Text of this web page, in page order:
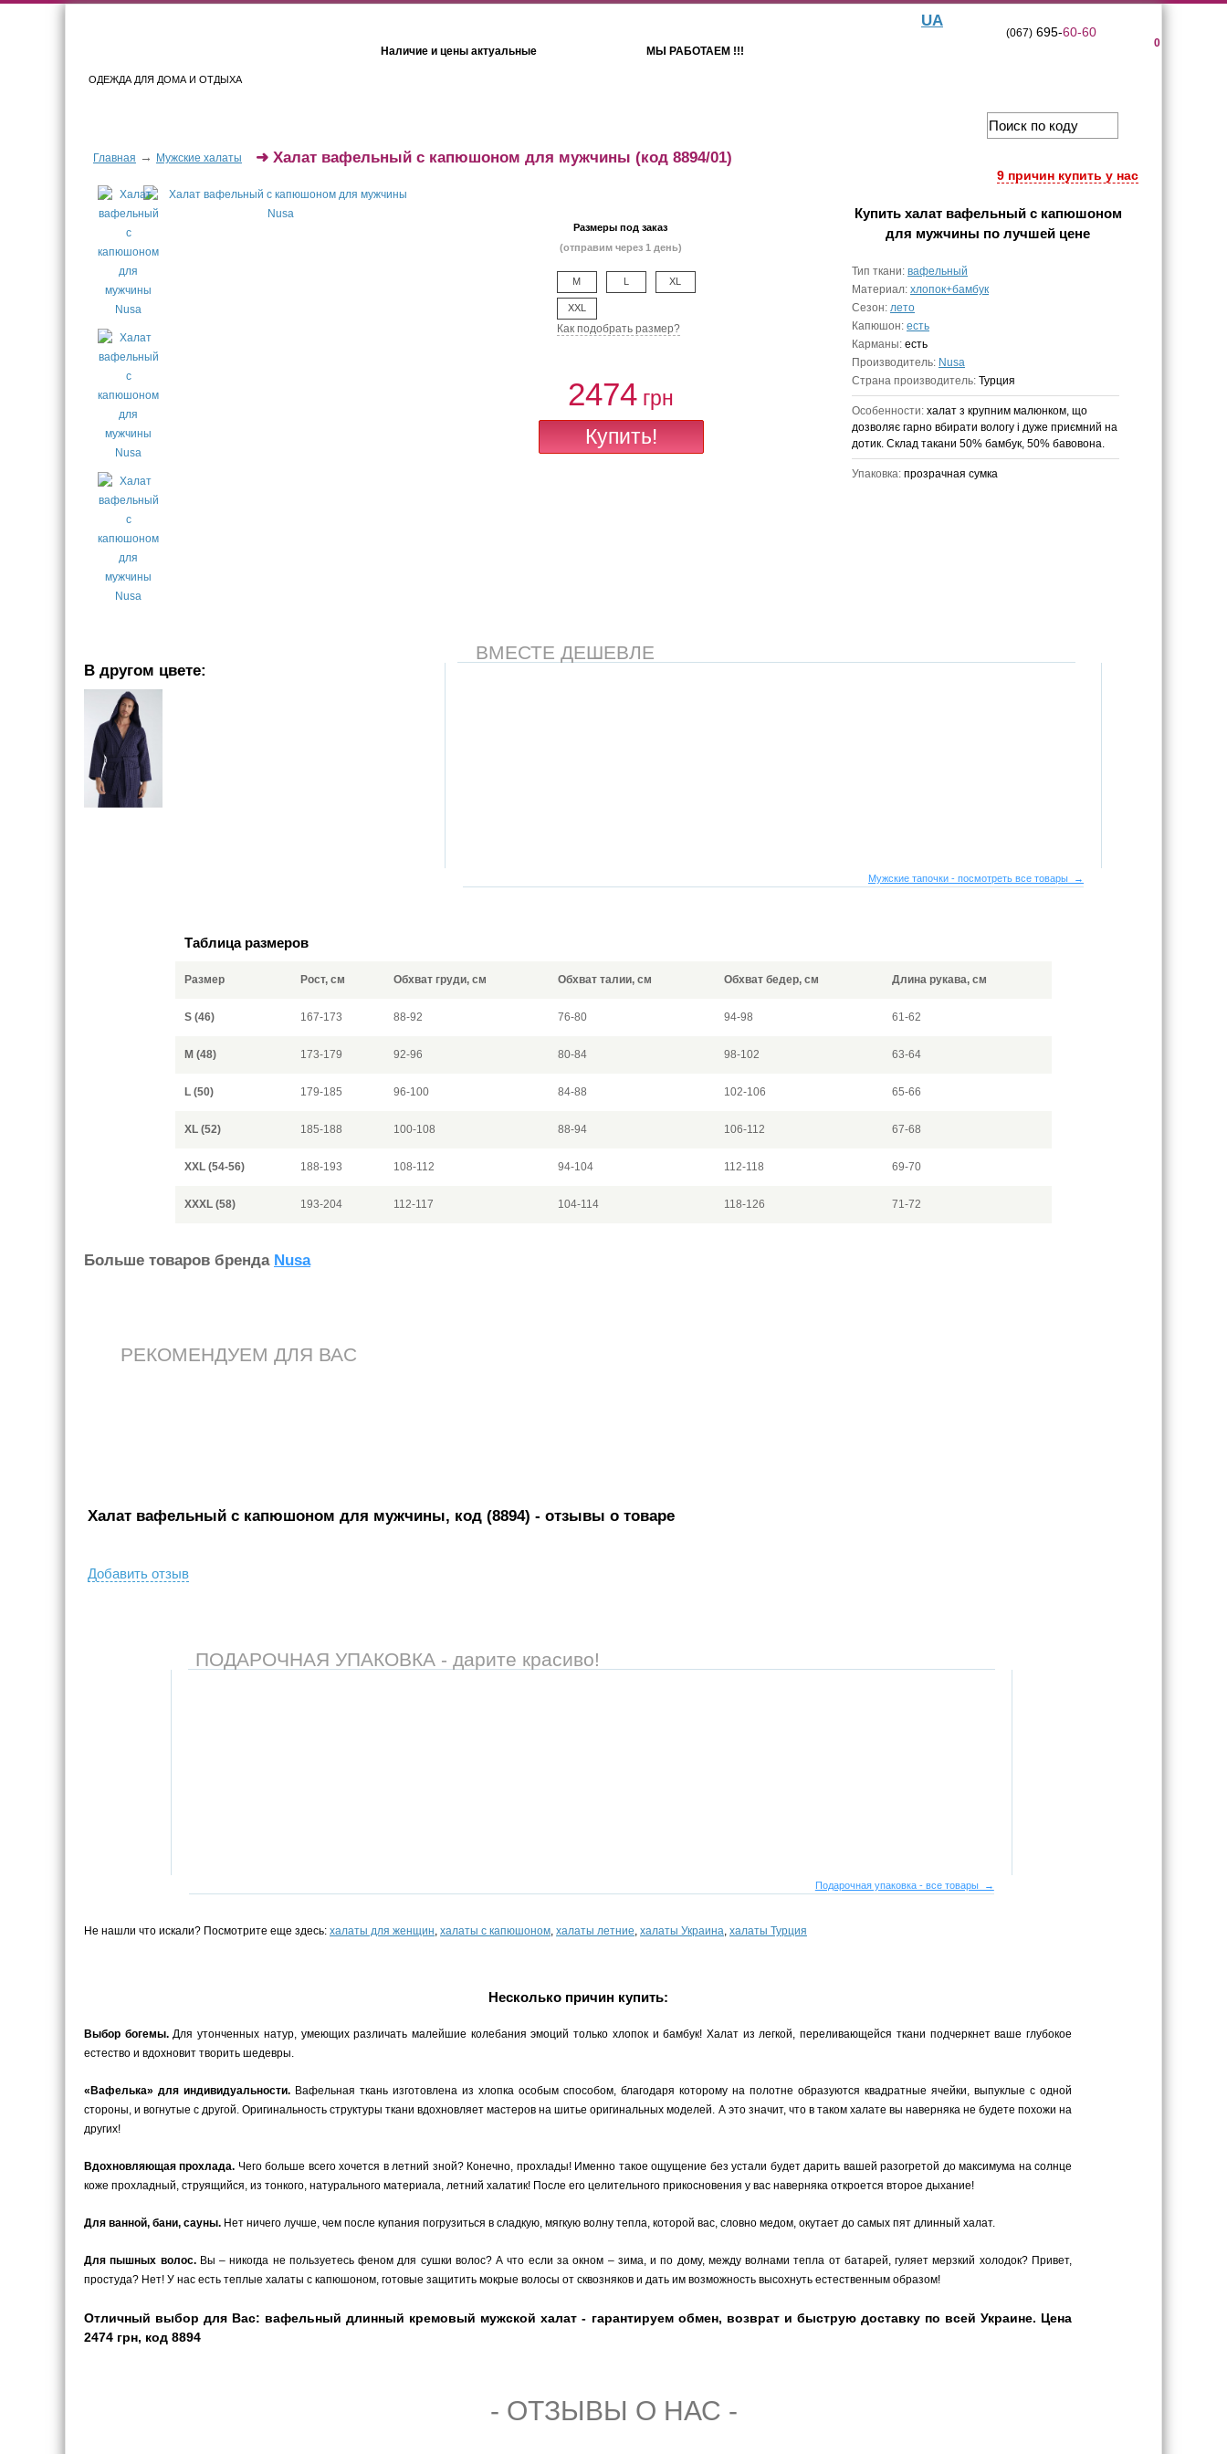
ОДЕЖДА ДЛЯ ДОМА И ОТДЫХА
Наличие и цены актуальные МЫ РАБОТАЕМ !!!
UA
0
(067)695-60-60
Главная → Мужские халаты
9 причин купить у нас
➜ Халат вафельный с капюшоном для мужчины (код 8894/01)
Размеры под заказ
(отправим через 1 день)
M L XL
XXL
Как подобрать размер?
2474 грн
Купить халат вафельный с капюшоном
для мужчины по лучшей цене
Тип ткани: вафельный
Материал: хлопок+бамбук
Сезон: лето
Капюшон: есть
Карманы: есть
Производитель: Nusa
Страна производитель: Турция
Особенности: халат з крупним малюнком, що
дозволяє гарно вбирати вологу і дуже приємний на
дотик. Склад такани 50% бамбук, 50% бавовона.
Упаковка: прозрачная сумка
В другом цвете:
ВМЕСТЕ ДЕШЕВЛЕ
Мужские тапочки - посмотреть все товары →
Таблица размеров
Размер Рост, см Обхват груди, см Обхват талии, см Обхват бедер, см Длина рукава, см
S (46) 167-173 88-92 76-80 94-98 61-62
M (48) 173-179 92-96 80-84 98-102 63-64
L (50) 179-185 96-100 84-88 102-106 65-66
XL (52) 185-188 100-108 88-94 106-112 67-68
XXL (54-56) 188-193 108-112 94-104 112-118 69-70
XXXL (58) 193-204 112-117 104-114 118-126 71-72
Больше товаров бренда Nusa
РЕКОМЕНДУЕМ ДЛЯ ВАС
Халат вафельный с капюшоном для мужчины, код (8894) - отзывы о товаре
Добавить отзыв
ПОДАРОЧНАЯ УПАКОВКА - дарите красиво!
Подарочная упаковка - все товары →
Не нашли что искали? Посмотрите еще здесь: халаты для женщин, халаты с капюшоном, халаты летние, халаты Украина, халаты Турция
Несколько причин купить:
Выбор богемы.Для утонченных натур, умеющих различать малейшие колебания эмоций только хлопок и бамбук! Халат из легкой, переливающейся ткани подчеркнет ваше глубокое
естество и вдохновит творить шедевры.
«Вафелька» для индивидуальности. Вафельная ткань изготовлена из хлопка особым способом, благодаря которому на полотне образуются квадратные ячейки, выпуклые с одной
стороны, и вогнутые с другой. Оригинальность структуры ткани вдохновляет мастеров на шитье оригинальных моделей. А это значит, что в таком халате вы наверняка не будете похожи на
других!
Вдохновляющая прохлада. Чего больше всего хочется в летний зной? Конечно, прохлады! Именно такое ощущение без устали будет дарить вашей разогретой до максимума на солнце
коже прохладный, струящийся, из тонкого, натурального материала, летний халатик! После его целительного прикосновения у вас наверняка откроется второе дыхание!
Для ванной, бани, сауны. Нет ничего лучше, чем после купания погрузиться в сладкую, мягкую волну тепла, которой вас, словно медом, окутает до самых пят длинный халат.
Для пышных волос.Вы – никогда не пользуетесь феном для сушки волос? А что если за окном – зима, и по дому, между волнами тепла от батарей, гуляет мерзкий холодок? Привет,
простуда? Нет! У нас есть теплые халаты с капюшоном, готовые защитить мокрые волосы от сквозняков и дать им возможность высохнуть естественным образом!
Отличный выбор для Вас: вафельный длинный кремовый мужской халат - гарантируем обмен, возврат и быструю доставку по всей Украине. Цена
2474 грн, код 8894
- ОТЗЫВЫ О НАС -